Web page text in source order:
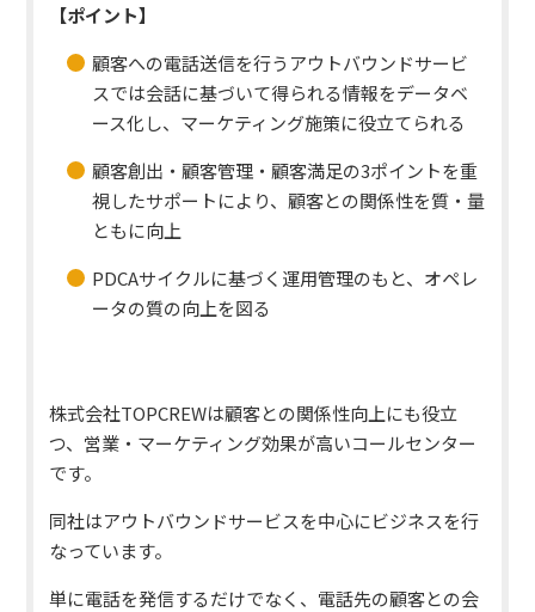
【ポイント】
顧客への電話送信を行うアウトバウンドサービ
スでは会話に基づいて得られる情報をデータベ
ース化し、マーケティング施策に役立てられる
顧客創出・顧客管理・顧客満足の3ポイントを重
視したサポートにより、顧客との関係性を質・量
ともに向上
PDCAサイクルに基づく運用管理のもと、オペレ
ータの質の向上を図る
株式会社TOPCREWは顧客との関係性向上にも役立
つ、営業・マーケティング効果が高いコールセンター
です。
同社はアウトバウンドサービスを中心にビジネスを行
なっています。
単に電話を発信するだけでなく、電話先の顧客との会